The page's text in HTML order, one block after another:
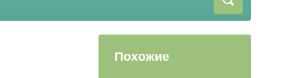
Похожие